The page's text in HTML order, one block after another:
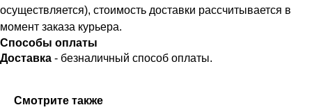
осуществляется), стоимость доставки рассчитывается в
момент заказа курьера.
Способы оплаты
Доставка - безналичный способ оплаты.
Смотрите также